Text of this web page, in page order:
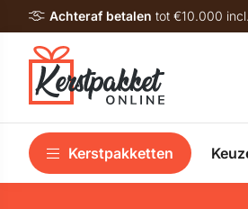
Achteraf betalen tot €10.000
Kerstpakketten